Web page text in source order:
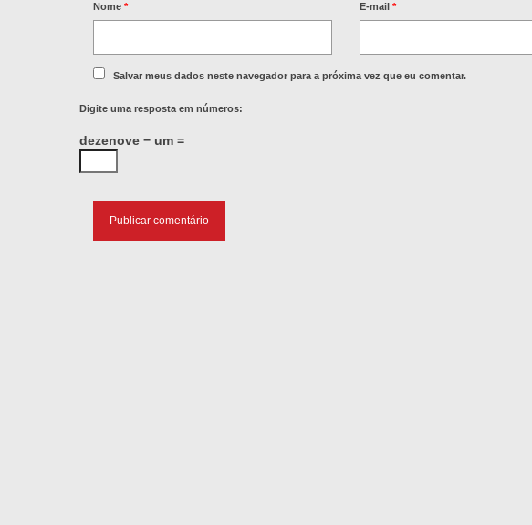
Nome * E-mail*
Salvar meus dados neste navegador para a próxima vez que eu comentar.
Digite uma resposta em números:
dezenove − um =